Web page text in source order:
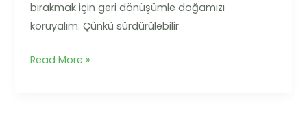
bırakmak için geri dönüşümle doğamızı
koruyalım. Çünkü sürdürülebilir
Read More »